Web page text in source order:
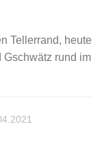
Tellerrand, heute
Gschwätz rund im